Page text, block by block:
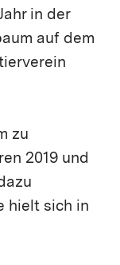
in der
auf dem
zu
2019 und
hielt sich in